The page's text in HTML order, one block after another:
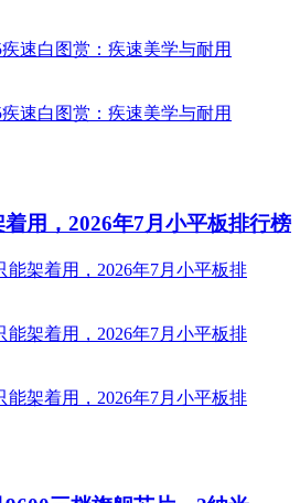
用，2026年7月小平板排行榜